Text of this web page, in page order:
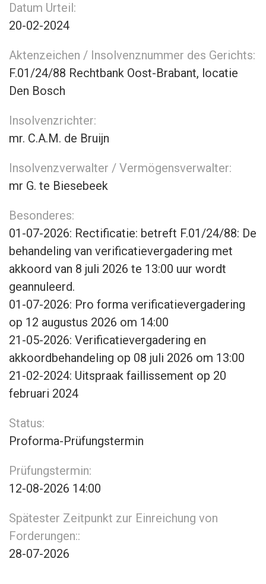
Datum Urteil:
20-02-2024
Aktenzeichen / Insolvenznummer des Gerichts:
F.01/24/88 Rechtbank Oost-Brabant, locatie
Den Bosch
Insolvenzrichter:
mr. C.A.M. de Bruijn
Insolvenzverwalter / Vermögensverwalter:
mr G. te Biesebeek
Besonderes:
01-07-2026: Rectificatie: betreft F.01/24/88: De
behandeling van verificatievergadering met
akkoord van 8 juli 2026 te 13:00 uur wordt
geannuleerd.
01-07-2026: Pro forma verificatievergadering
op 12 augustus 2026 om 14:00
21-05-2026: Verificatievergadering en
akkoordbehandeling op 08 juli 2026 om 13:00
21-02-2024: Uitspraak faillissement op 20
februari 2024
Status:
Proforma-Prüfungstermin
Prüfungstermin:
12-08-2026 14:00
Spätester Zeitpunkt zur Einreichung von
Forderungen::
28-07-2026